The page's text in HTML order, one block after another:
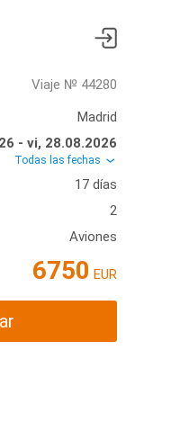
Viaje № 44280
Madrid
- vi, 28.08.2026
Todas las fechas
17 días
2
Aviones
6750 EUR